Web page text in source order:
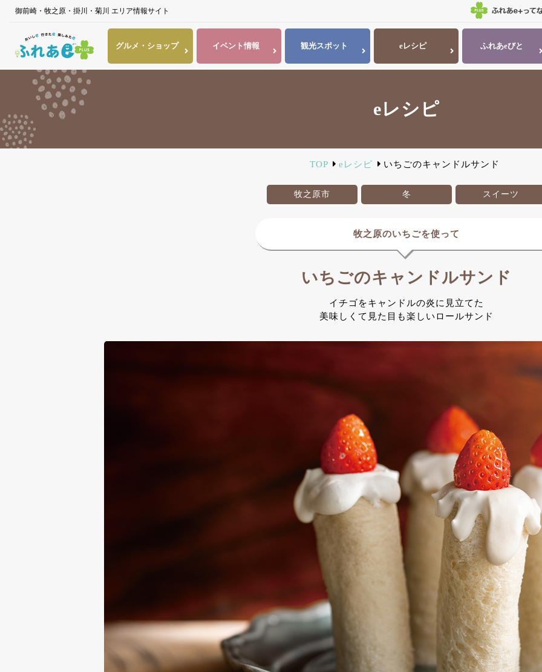
御前崎・牧之原・掛川・菊川 エリア情報サイト
グルメ・ ショップ イベント情報 観光スポット eレシピ ふれあeびと
eレシピ
TOP eレシピ いちごのキャンドルサンド
牧之原市 冬 スイーツ
牧之原のいちごを使って
いちごのキャンドルサンド
イチゴをキャンドルの炎に見立てた
美味しくて見た目も楽しいロールサンド